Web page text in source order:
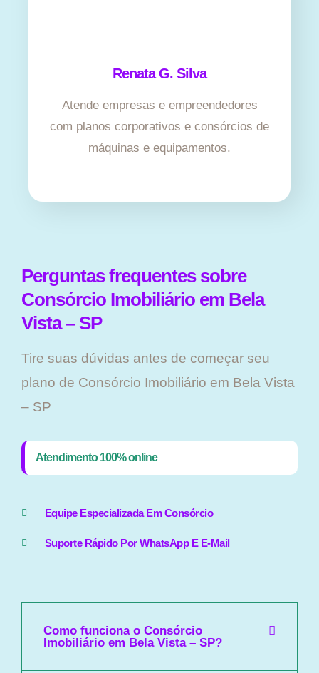
Renata G. Silva
Atende empresas e empreendedores
com planos corporativos e consórcios de
máquinas e equipamentos.
Perguntas frequentes sobre
Consórcio Imobiliário em Bela
Vista – SP
Tire suas dúvidas antes de começar seu
plano ​de Consórcio Imobiliário em Bela Vista
– SP
Atendimento 100% online
Equipe Especializada Em Consórcio
Suporte Rápido Por WhatsApp E E-Mail
Como funciona o Consórcio
Imobiliário em Bela Vista – SP?